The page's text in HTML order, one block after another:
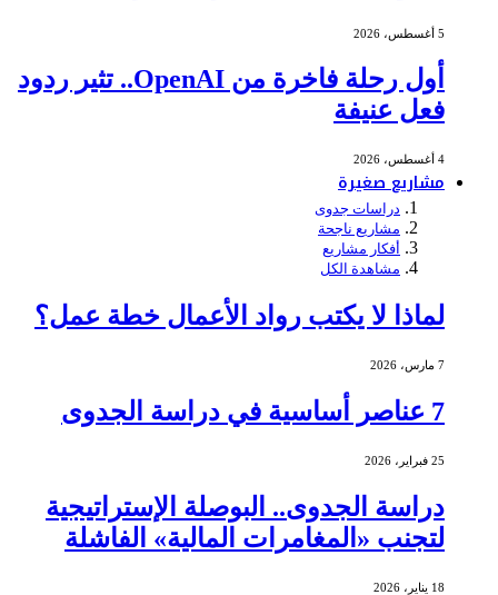
5 أغسطس، 2026
أول رحلة فاخرة من OpenAI.. تثير ردود
فعل عنيفة
4 أغسطس، 2026
مشاريع صغيرة
دراسات جدوى
مشاريع ناجحة
أفكار مشاريع
مشاهدة الكل
لماذا لا يكتب رواد الأعمال خطة عمل؟
7 مارس، 2026
7 عناصر أساسية في دراسة الجدوى
25 فبراير، 2026
دراسة الجدوى.. البوصلة الإستراتيجية
لتجنب «المغامرات المالية» الفاشلة
18 يناير، 2026